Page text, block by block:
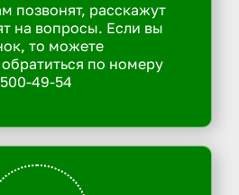
позвонят, расскажут
на вопросы. Если вы
то можете
по номеру
49-54